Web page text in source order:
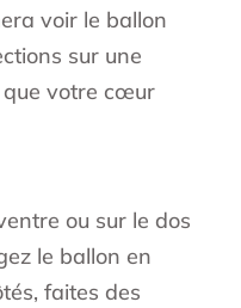
voir le ballon
sur une
votre cœur
ou sur le dos
le ballon en
faites des